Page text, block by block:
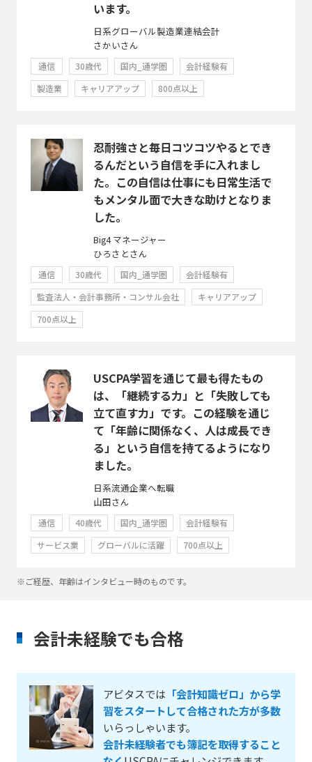
います。
日系グローバル製造業連結会計
さかいさん
通信 30歳代 国内_通学圏
会計経験有
製造業
キャリアアップ 800点以上
忍耐強さと毎日コツコツやるとでき
るんだという自信を手に入れまし
た。この自信は仕事にも日常生活で
もメンタル面で大きな助けとなりま
した。
Big4 マネージャー
ひろさとさん
通信 30歳代 国内_通学圏
会計経験有
監査法人・会計事務所・コンサル会社
キャリアアップ
700点以上
USCPA学習を通じて最も得たもの
は、「継続する力」と「失敗しても
立て直す力」です。この経験を通じ
て「年齢に関係なく、人は成長でき
る」という自信を持てるようになり
ました。
日系流通企業へ転職
山田さん
通信 40歳代 国内_通学圏
会計経験有
サービス業
グローバルに活躍 700点以上
※ご経歴、年齢はインタビュー時のものです。
会計未経験でも合格
アビタスでは 「会計知識ゼロ」から学
習をスタートして合格された方が多数
いらっしゃいます。
会計未経験者でも簿記を取得すること